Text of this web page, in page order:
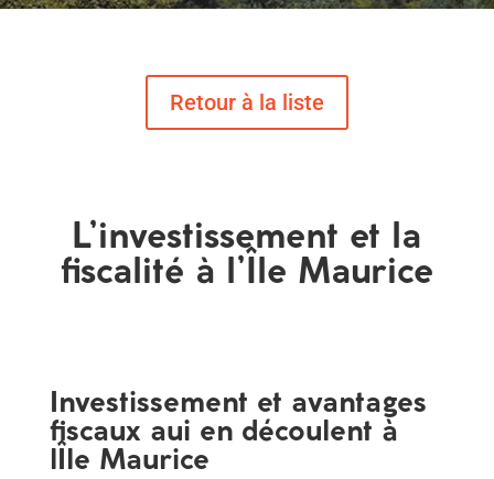
L’investissement et la
fiscalité à l’Île Maurice
Investissement et avantages
fiscaux aui en découlent à
lÎle Maurice